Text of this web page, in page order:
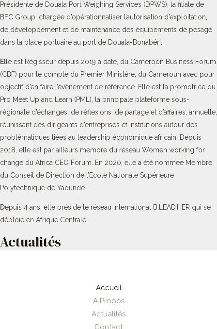
Présidente de Douala Port Weighing Services (DPWS), la filiale de
BFC Group, chargée d’opérationnaliser l’autorisation d’exploitation,
de développement et de maintenance des équipements de pesage
dans la place portuaire au port de Douala-Bonabéri.
E lle est Régisseur depuis 2019 à date, du Cameroon Business Forum
(CBF) pour le compte du Premier Ministère, du Cameroun avec pour
objectif d’en faire l’évènement de référence. Elle est la promotrice du
Pro Meet Up and Learn (PML), la principale plateforme sous-
régionale d’échanges, de réflexions, de partage et d’affaires, annuelle,
réunissant des dirigeants d’entreprises et institutions autour des
problématiques liées au leadership économique africain. Depuis
2018, elle est par ailleurs membre du réseau Women working for
change du Africa CEO Forum. En 2020, elle a été nommée Membre
du Conseil de Direction de l’Ecole Nationale Supérieure
Polytechnique de Yaoundé.
Depuis 4 ans, elle préside le réseau international B.LEAD’HER qui se
déploie en Afrique Centrale.
Actualités
Accueil
A Propos
Actualités
Contact